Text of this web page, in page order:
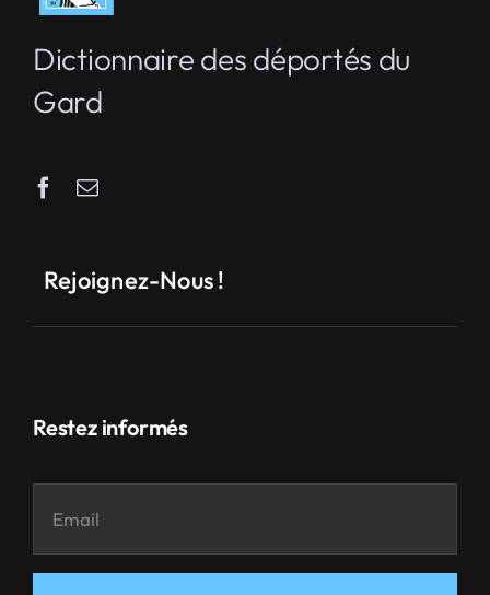
Dictionnaire des déportés du
Gard
Rejoignez-Nous !
Restez informés